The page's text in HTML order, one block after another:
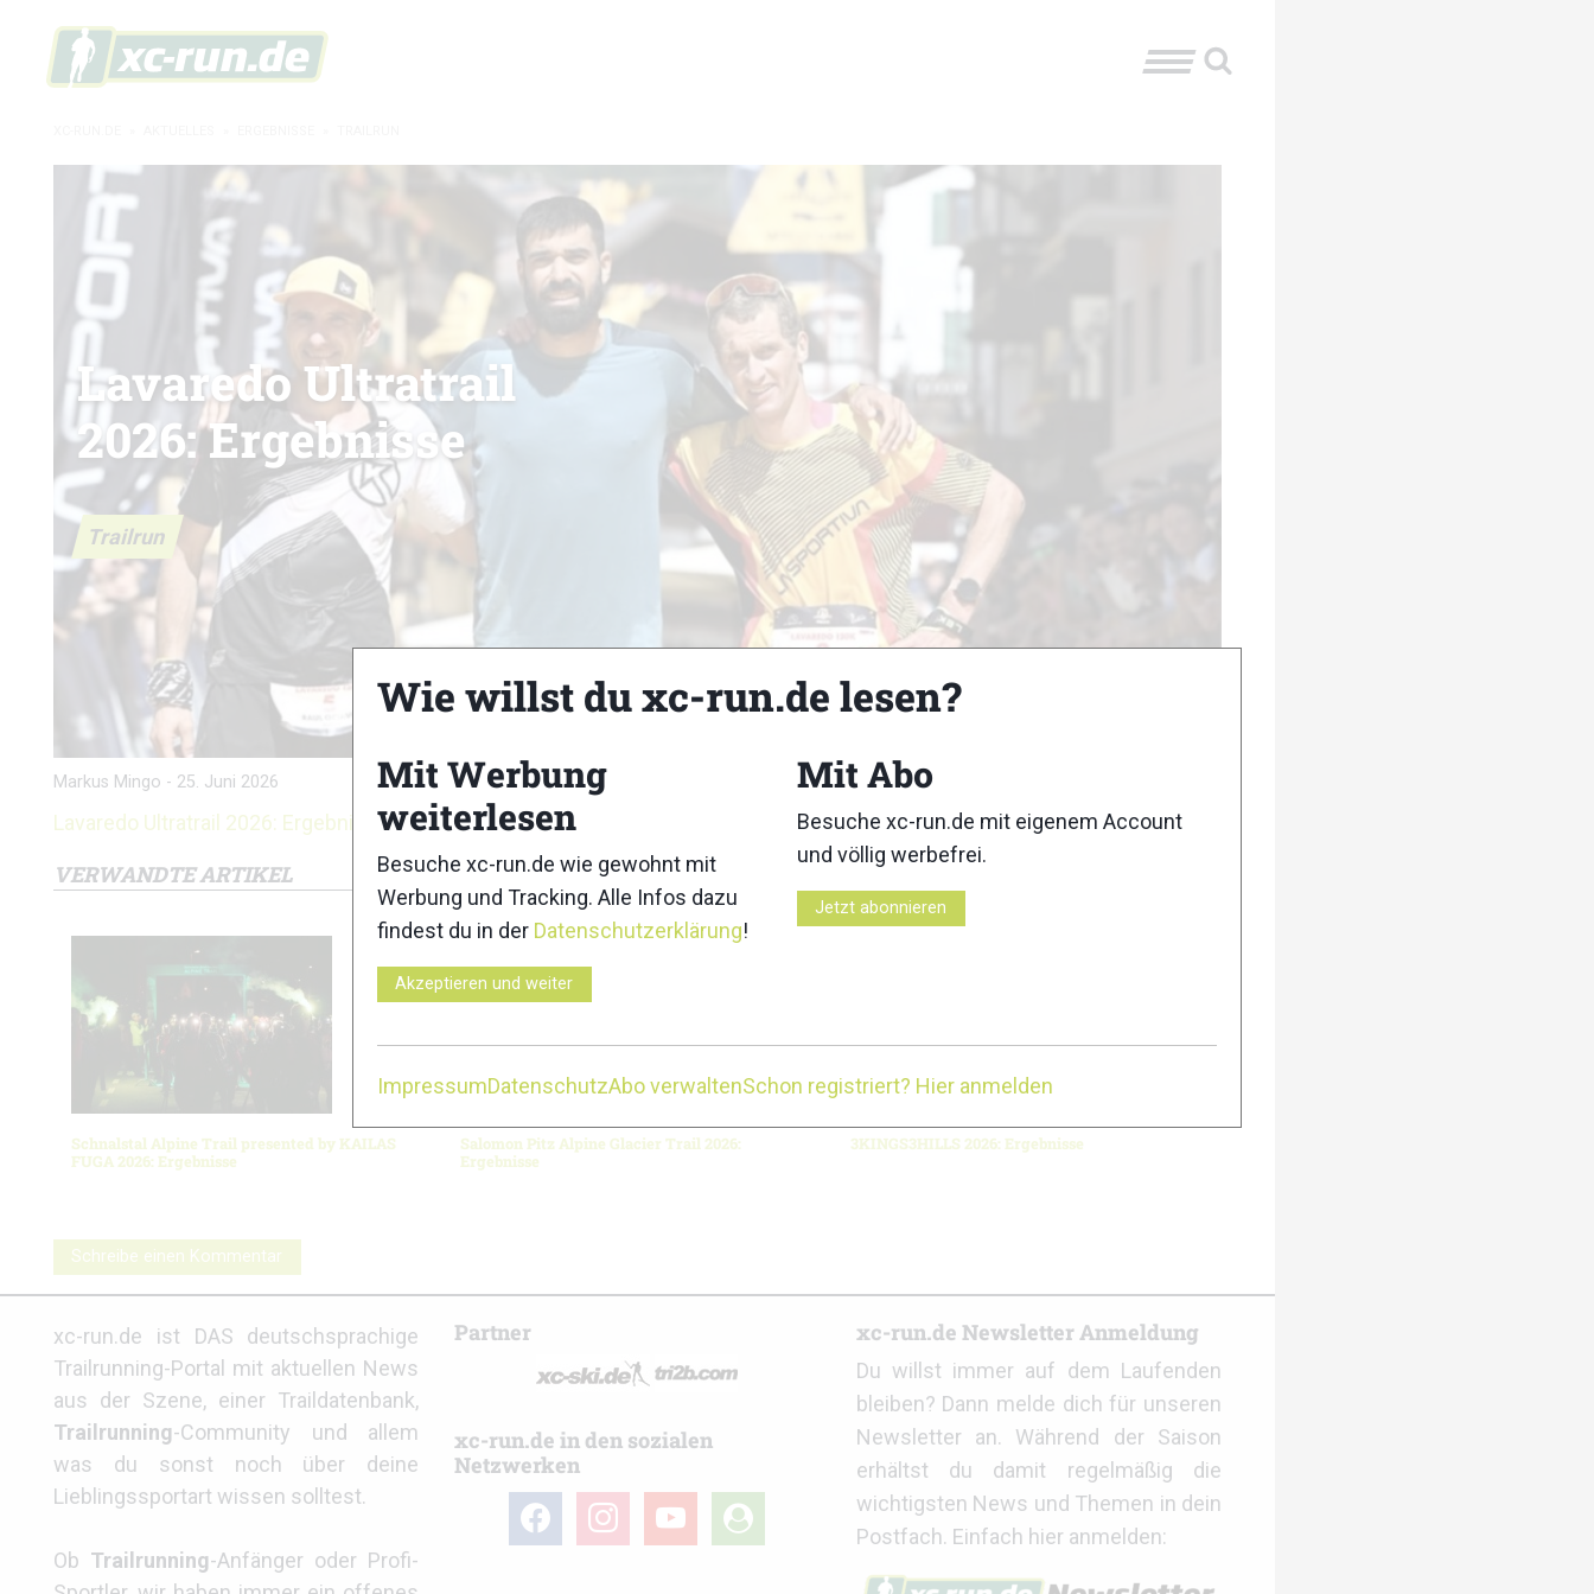
Trailrun
Lavaredo Ultratrail
2026: Ergebnisse
Markus Mingo - 25. Juni 2026
Lavaredo Ultratrail 2026: Ergebnisse
VERWANDTE ARTIKEL
Schnalstal Alpine Trail presented by KAILAS
FUGA 2026: Ergebnisse
Salomon Pitz Alpine Glacier Trail 2026:
Ergebnisse
3KINGS3HILLS 2026: Ergebnisse
Schreibe einen Kommentar
xc-run.de ist DAS deutschsprachige
Trailrunning-Portal mit aktuellen News
aus der Szene, einer Traildatenbank,
Trailrunning-Community und allem
was du sonst noch über deine
Lieblingssportart wissen solltest.
Ob Trailrunning-Anfänger oder Profi-
Partner
xc-run.de in den sozialen
Netzwerken
facebookinstagramyoutube
user-
circle
xc-run.de Newsletter Anmeldung
Du willst immer auf dem Laufenden
bleiben? Dann melde dich für unseren
Newsletter an. Während der Saison
erhältst du damit regelmäßig die
wichtigsten News und Themen in dein
Postfach. Einfach hier anmelden:
Wie willst du xc-run.de lesen?
Mit Werbung
weiterlesen
Besuche xc-run.de wie gewohnt mit
Werbung und Tracking. Alle Infos dazu
findest du in der Datenschutzerklärung!
Akzeptieren und weiter
Mit Abo
Besuche xc-run.de mit eigenem Account
und völlig werbefrei.
Jetzt abonnieren
ImpressumDatenschutzAbo verwaltenSchon registriert? Hier anmelden